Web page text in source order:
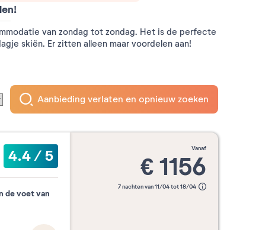
van zondag tot zondag. Het is de perfecte
skiën. Er zitten alleen maar voordelen aan!
Aanbieding verlaten en opnieuw zoeken
4.4/5
de voet van
vanaf
€1156
7 nachten van 11/04 tot 18/04